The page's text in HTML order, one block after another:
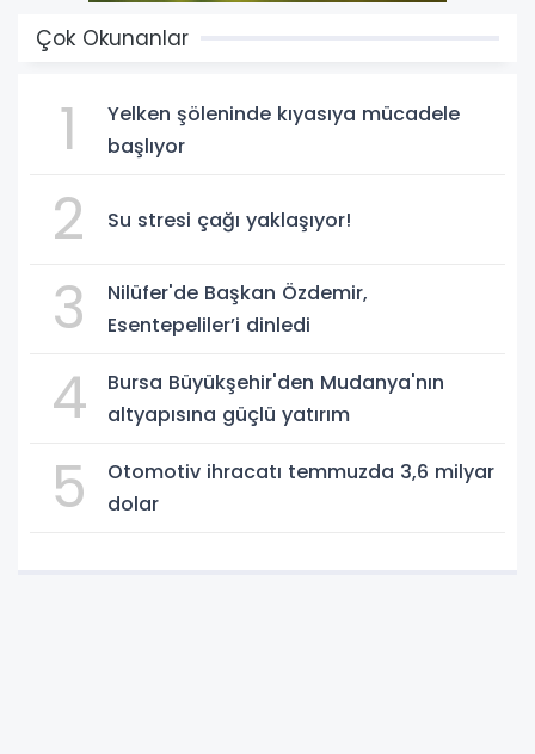
Çok Okunanlar
1
Yelken şöleninde kıyasıya mücadele
başlıyor
2 Su stresi çağı yaklaşıyor!
3
Nilüfer'de Başkan Özdemir,
Esentepeliler’i dinledi
4
Bursa Büyükşehir'den Mudanya'nın
altyapısına güçlü yatırım
5
Otomotiv ihracatı temmuzda 3,6 milyar
dolar